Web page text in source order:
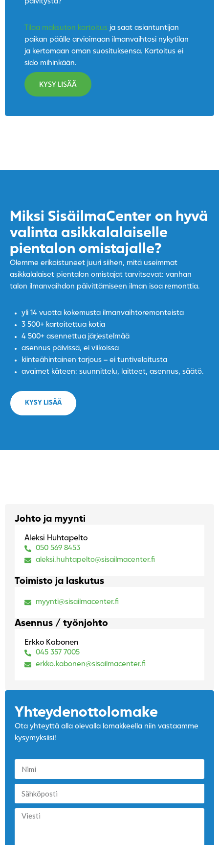
päivitystä?
Tilaa maksuton kartoitus ja saat asiantuntijan
paikan päälle arvioimaan ilmanvaihtosi nykytilan
ja kertomaan oman suosituksensa. Kartoitus ei
sido mihinkään.
KYSY LISÄÄ
Miksi SisäilmaCenter on hyvä
valinta asikkalalaiselle
pientalon omistajalle?
Olemme erikoistuneet juuri siihen, mitä useimmat
asikkalalaiset pientalon omistajat tarvitsevat: vanhan
talon ilmanvaihdon päivittämiseen ilman isoa remonttia.
yli 14 vuotta kokemusta ilmanvaihtoremonteista
3 500+ kartoitettua kotia
4 500+ asennettua järjestelmää
asennus päivissä, ei viikoissa
kiinteähintainen tarjous – ei tuntiveloitusta
avaimet käteen: suunnittelu, laitteet, asennus, säätö.
KYSY LISÄÄ
Johto ja myynti
Aleksi Huhtapelto
050 569 8453
aleksi.huhtapelto@sisailmacenter.fi
Toimisto ja laskutus
myynti@sisailmacenter.fi
Asennus / työnjohto
Erkko Kabonen
045 357 7005
erkko.kabonen@sisailmacenter.fi
Yhteydenotto­lomake
Ota yhteyttä alla olevalla lomakkeella niin vastaamme
kysymyksiisi!